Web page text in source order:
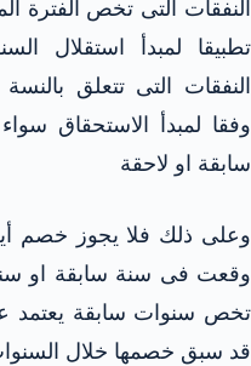
النفقات التى تخص الفترة
تطبيقا لمبدأ استقلال
النفقات التى تتعلق
وفقا لمبدأ الاستحقاق
سابقة او لاحقة
وعلى ذلك فلا يجوز خصم
وقعت فى سنة سابقة او
تخص سنوات سابقة يعتمد
قد سبق خصمها خلال